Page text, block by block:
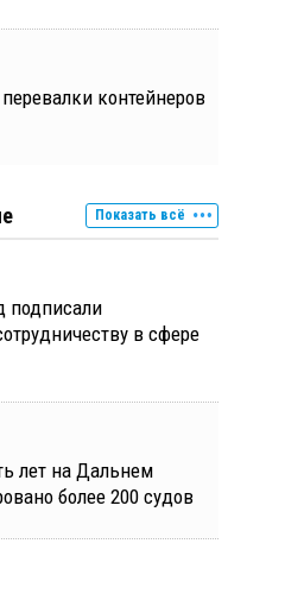
контейнеров
Показать всё
подписали
в сфере
лет на Дальнем
более 200 судов